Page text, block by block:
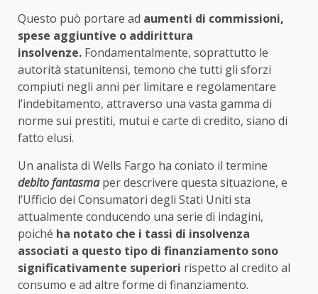
Questo può portare ad aumenti di commissioni,
spese aggiuntive o addirittura
insolvenze. Fondamentalmente, soprattutto le
autorità statunitensi, temono che tutti gli sforzi
compiuti negli anni per limitare e regolamentare
l’indebitamento, attraverso una vasta gamma di
norme sui prestiti, mutui e carte di credito, siano di
fatto elusi.
Un analista di Wells Fargo ha coniato il termine
debito fantasmaper descrivere questa situazione, e
l’Ufficio dei Consumatori degli Stati Uniti sta
attualmente conducendo una serie di indagini,
poiché ha notato che i tassi di insolvenza
associati a questo tipo di finanziamento sono
significativamente superiori rispetto al credito al
consumo e ad altre forme di finanziamento.